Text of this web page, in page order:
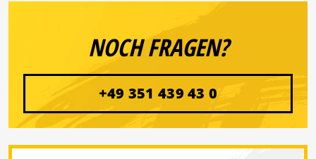
NOCH FRAGEN?
+49 351 439 43 0